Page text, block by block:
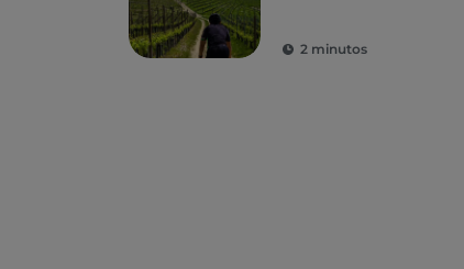
vitivinícolas y rutas
2 minutos